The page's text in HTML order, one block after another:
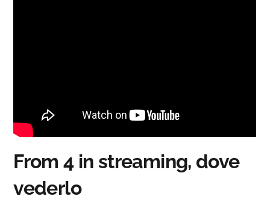
From 4 in streaming, dove
vederlo